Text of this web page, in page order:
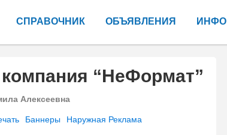
СПРАВОЧНИК ОБЪЯВЛЕНИЯ ИНФО
“НеФормат”
Алексеевна
Баннеры Наружная Реклама